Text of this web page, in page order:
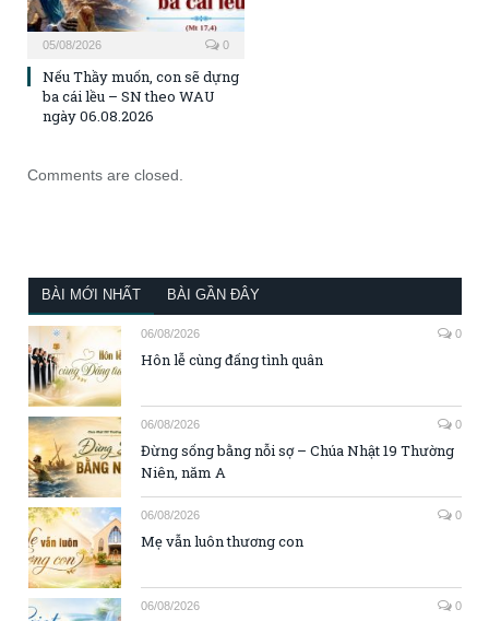
05/08/2026 0
Nếu Thầy muốn, con sẽ dựng
ba cái lều – SN theo WAU
ngày 06.08.2026
Comments are closed.
BÀI MỚI NHẤT BÀI GẦN ĐÂY
06/08/2026 0
Hôn lễ cùng đấng tình quân
06/08/2026 0
Đừng sống bằng nỗi sợ – Chúa Nhật 19 Thường
Niên, năm A
06/08/2026 0
Mẹ vẫn luôn thương con
06/08/2026 0